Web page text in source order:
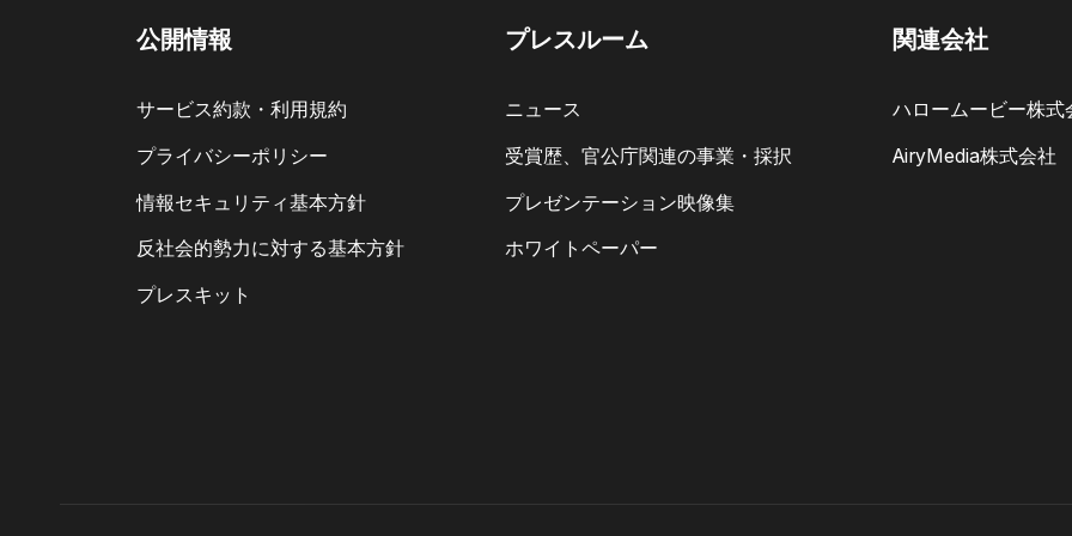
公開情報
サービス約款・利用規約
プライバシーポリシー
情報セキュリティ基本方針
反社会的勢力に対する基本方針
プレスキット
プレスルーム
ニュース
受賞歴、官公庁関連の事業・採択
プレゼンテーション映像集
ホワイトペーパー
関連会社
ハロームービー株式
AiryMedia株式会社